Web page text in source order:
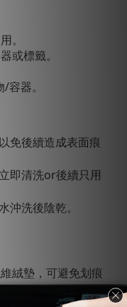
。
或標籤。
器。
免後續造成表面痕
即清洗or後續只用
洗後陰乾。
絨墊，可避免划痕